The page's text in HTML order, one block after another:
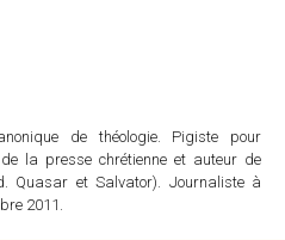
de théologie. Pigiste pour
la presse chrétienne et auteur de
Quasar et Salvator). Journaliste à
2011.